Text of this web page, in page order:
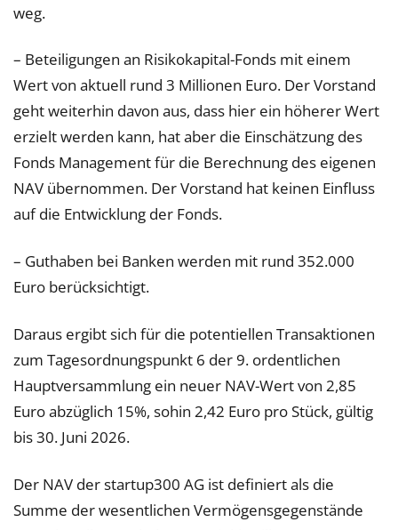
weg.
– Beteiligungen an Risikokapital-Fonds mit einem
Wert von aktuell rund 3 Millionen Euro. Der Vorstand
geht weiterhin davon aus, dass hier ein höherer Wert
erzielt werden kann, hat aber die Einschätzung des
Fonds Management für die Berechnung des eigenen
NAV übernommen. Der Vorstand hat keinen Einfluss
auf die Entwicklung der Fonds.
– Guthaben bei Banken werden mit rund 352.000
Euro berücksichtigt.
Daraus ergibt sich für die potentiellen Transaktionen
zum Tagesordnungspunkt 6 der 9. ordentlichen
Hauptversammlung ein neuer NAV-Wert von 2,85
Euro abzüglich 15%, sohin 2,42 Euro pro Stück, gültig
bis 30. Juni 2026.
Der NAV der startup300 AG ist definiert als die
Summe der wesentlichen Vermögensgegenstände